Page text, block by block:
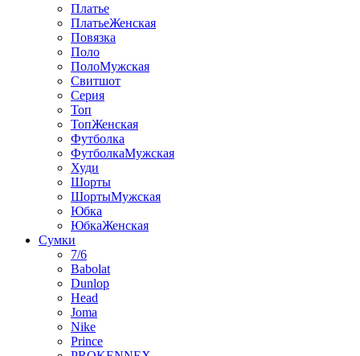
Платье
ПлатьеЖенская
Повязка
Поло
ПолоМужская
Свитшот
Серия
Топ
ТопЖенская
Футболка
ФутболкаМужская
Худи
Шорты
ШортыМужская
Юбка
ЮбкаЖенская
Сумки
7/6
Babolat
Dunlop
Head
Joma
Nike
Prince